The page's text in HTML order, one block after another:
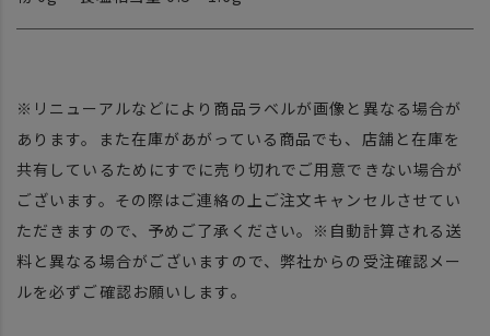
※リニューアルなどにより商品ラベルが画像と異なる場合が
あります。また在庫があがっている商品でも、店舗と在庫を
共有しているためにすでに売り切れでご用意できない場合が
ございます。その際はご連絡の上ご注文キャンセルさせてい
ただきますので、予めご了承ください。※自動計算される送
料と異なる場合がございますので、弊社からの受注確認メー
ルを必ずご確認お願いします。